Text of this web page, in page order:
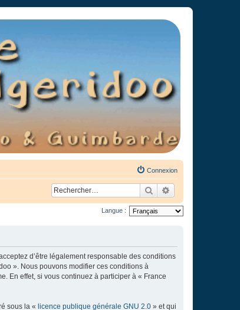
Connexion
Rechercher
Langue :
d’être légalement responsable des conditions
». Nous pouvons modifier ces conditions à
En effet, si vous continuez à participer à « France
sous la « licence publique générale GNU 2.0 » et qui